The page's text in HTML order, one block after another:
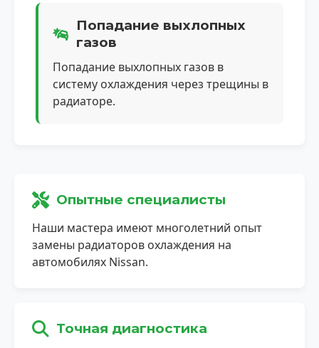
Попадание выхлопных
газов
Попадание выхлопных газов в
систему охлаждения через трещины в
радиаторе.
Опытные специалисты
Наши мастера имеют многолетний опыт
замены радиаторов охлаждения на
автомобилях Nissan.
Точная диагностика